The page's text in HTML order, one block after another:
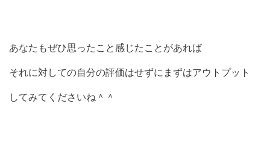
あなたもぜひ思ったこと感じたことがあれば
それに対しての自分の評価はせずにまずはアウトプット
してみてくださいね＾＾